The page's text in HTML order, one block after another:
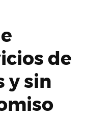
de
y sin